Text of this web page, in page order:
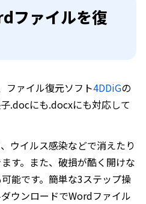
ファイルを復
ファイル復元ソフト4DDiGの
.docにも.docxにも対応して
ウイルス感染などで消えたり
す。また、破損が酷く開けな
能です。簡単な3ステップ操
ウンロードでWordファイル